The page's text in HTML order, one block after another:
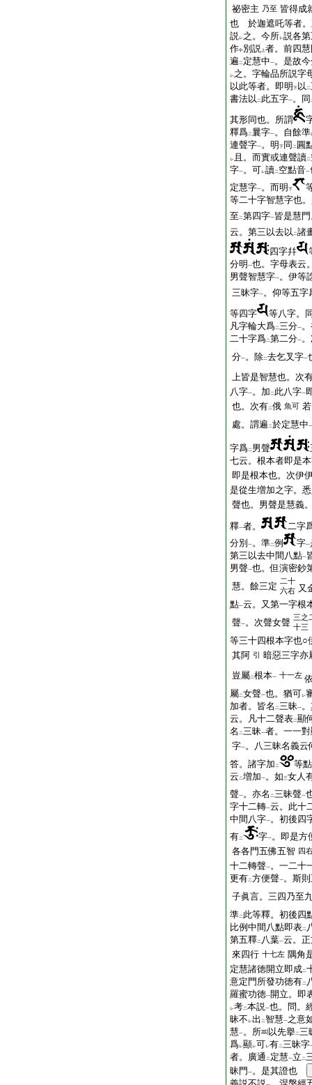
祕密主 乃至 皆得成
也 於迦遮吒等者。
説レ之。今所レ説各
作中別説 上者。前四
遍 二 定慧中一。是故
レ之。字輪品所説字
以此等者。即明 下 以 二
書法以 二 此五字一。同
其形同也。所謂
釋爲二曩字一。自餘準
連聲字一。明 下 同 二 圓
レ 且。而實或連聲讀二
字一。可レ讀二 空點音一
定慧字一。而明 下
等二十字智慧字也
至 二第四字一皆是慧
云。第三以去以 二諸
四字幷
分明 一也。字母表云
男聲智慧字一。伊等
三昧字一。仰等五字
等四字
等八字。
凡字輪大爲二三分一
二十字爲二第二分一
分一。除二去乞叉字一
上皆是智慧也。次
八字一。加 二 此八字一
也。次有二俄 魚可 若
處。謂遍 二於定慧中一
字爲二 男聲
七云。根本者即是
即是根本也。次伊
是從生増加之字。
聲也。男聲是慧義
釋一者。
二字
分別 一。準二例 字一
第三以去中間八點一
男聲一也。但演密鈔
慧。餘三定 二十
六右 又
點一云。又第一字根
聲一。次聲女聲 三之
十三
等三十四根本字也○
其阿 引 暗惡三字亦
豈屬二根本一 十一左
屬二女聲一也。猶可レ
加者。皆名 二三昧一
云。凡十二聲表二顯
名 二三昧一者。一一
字一。八三昧名義云
答。諸字加 二
等點
云 二増加一。如三女人
聲一。亦名 二三昧聲一
字十二轉一云。此十
中間八字一。初後四
有二 字一。即是方
各各門五佛五智 四
十二轉聲一。一二十
更有二方便聲一。斯
子眞言。三四乃至
準二 此等釋。初後四
比例中間八點即表二
第五釋二 八葉一云。
來四行 十七左 隅角
定慧諸徳開立即成二
意定門所發功徳有二
羅蜜功徳一開立。即
レ考二本説一也。問。
昧不 レ出 二智慧一之意
慧一。所 以先擧二三
爲レ顯レ可レ有二三昧字
者。廣通 二 定慧一立 二
昧門 一。是其證也